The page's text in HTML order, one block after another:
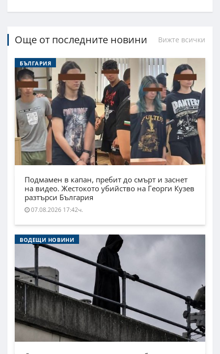
Още от последните новини Вижте всички
БЪЛГАРИЯ
Подмамен в капан, пребит до смърт и заснет
на видео. Жестокото убийство на Георги Кузев
разтърси България
07.08.2026 17:42ч.
ВОДЕЩИ НОВИНИ